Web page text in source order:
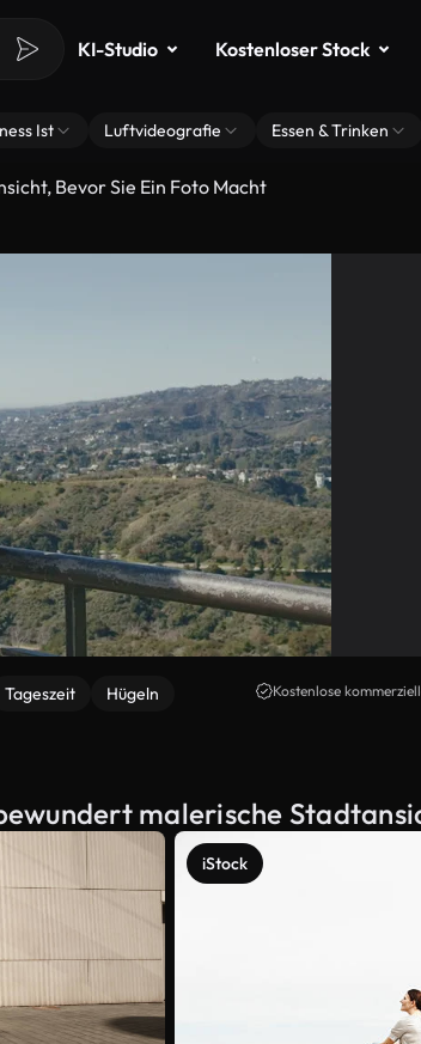
KI-Studio Kostenloser Stock
Ist Luftvideografie Essen & Trinken
Bevor Sie Ein Foto Macht
Tageszeit
Hügeln
Kostenlose
malerische
iStock